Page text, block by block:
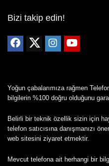
Bizi takip edin!
Yoğun çabalarımıza rağmen
bilgilerin %100 doğru olduğunu
Belirli bir teknik özellik sizin için
telefon satıcısına danışmanızı
web sitesini ziyaret etmektir.
Mevcut telefona ait herhangi bir